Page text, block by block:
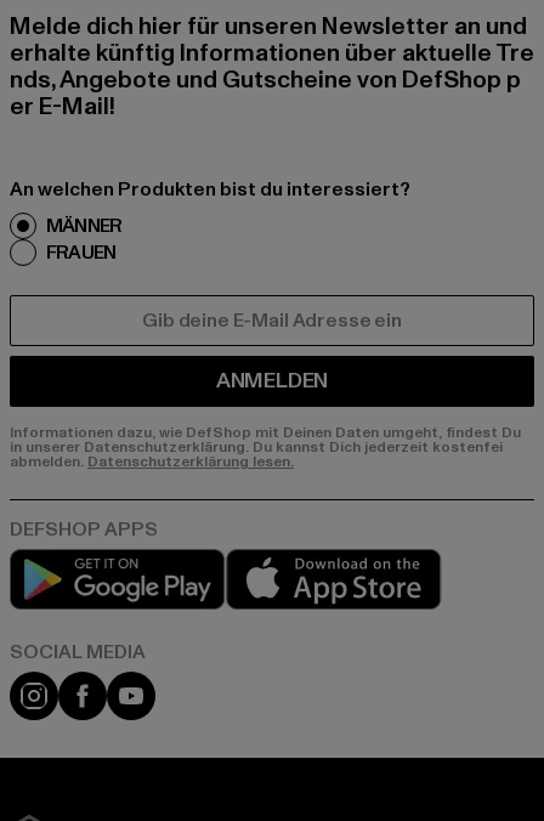
Melde dich hier für unseren Newsletter an und
erhalte künftig Informationen über aktuelle Tre
nds, Angebote und Gutscheine von DefShop p
er E-Mail!
An welchen Produkten bist du interessiert?
MÄNNER
FRAUEN
ANMELDEN
Informationen dazu, wie DefShop mit Deinen Daten umgeht, findest Du
in unserer Datenschutzerklärung. Du kannst Dich jederzeit kostenfei
abmelden. Datenschutzerklärung lesen.
Play market
Instagram
FacebookYouTube